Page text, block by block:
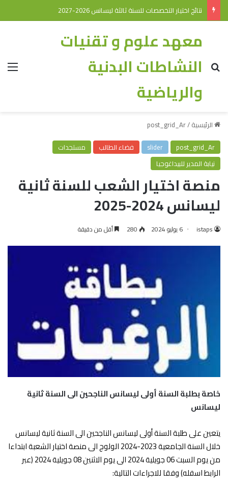
نتائج اختيار التخصصات للسنة ثالثة ليسانس 2026-2027
معهد علوم و تقنيات
النشاطات البدنية
والرياضية
الرئيسية/
post_grid_Ar
post_grid_Ar
slider فضاء الطالب
مستجدات
نيابة المدير للبيداغوجيا
منصة اختيار الشعب للسنة ثانية
ليسانس 2024-2025
istaps 6 يوليو 2024 280 أقل من دقيقة
خاصة بطلبة السنة أولى ليسانس الناجحين الى السنة ثانية
ليسانس
يتعين على طلبة السنة أولى ليسانس الناجحين الى السنة ثانية ليسانس
خلال السنة الجامعية 2023-2024 الولوج الى منصة اختيار الشعبة ابتداءا
من يوم السبت 06 جويلية 2024 الى يوم الاثنين 08 جويلية 2024 (عبر
الرابط اسفله) وفقا للاجراءات التالية: